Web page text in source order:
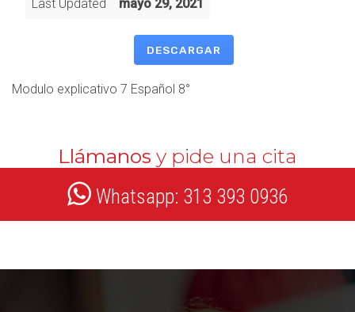
Last Updated mayo 29, 2021
DESCARGAR
Modulo explicativo 7 Español 8°
Llámanos y pide una cita
Whatsapp: 313 393 0936